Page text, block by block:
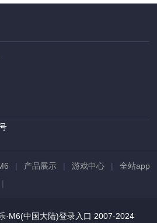
| 产品展示 | 游戏中心 | 全站app
|
·M6(中国大陆)登录入口 2007-2024